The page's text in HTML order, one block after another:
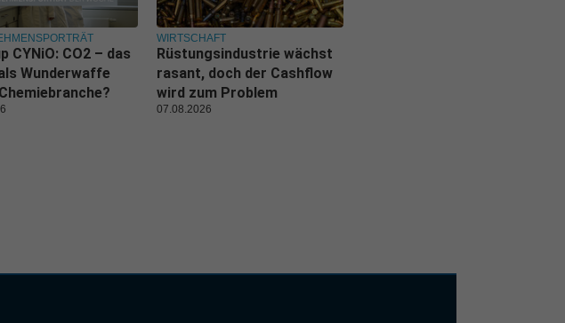
CYNiO: CO2 – das
Wunderwaffe
WIRTSCHAFT
Rüstungsindustrie wächst
rasant, doch der Cashflow
wird zum Problem
07.08.2026